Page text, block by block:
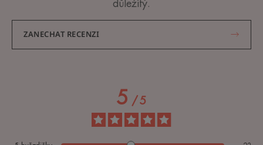
důležitý.
ZANECHAT RECENZI
5/5